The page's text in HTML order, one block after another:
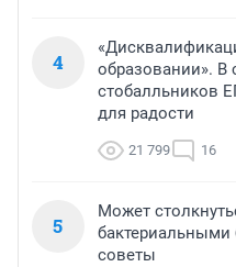
4
образовании». В
стобалльников
для радости
21 799 16
5
Может
советы